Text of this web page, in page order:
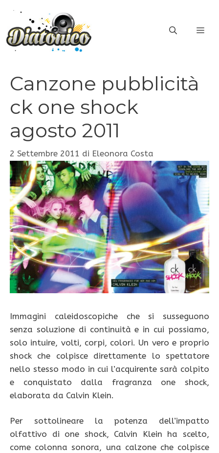
contenuto
Canzone pubblicità
ck one shock
agosto 2011
2 Settembre 2011 di Eleonora Costa
Immagini caleidoscopiche che si susseguono
senza soluzione di continuità e in cui possiamo,
solo intuire, volti, corpi, colori. Un vero e proprio
shock che colpisce direttamente lo spettatore
nello stesso modo in cui l’acquirente sarà colpito
e conquistato dalla fragranza one shock,
elaborata da Calvin Klein.
Per sottolineare la potenza dell’impatto
olfattivo di one shock, Calvin Klein ha scelto,
come colonna sonora, una calzone che colpisce